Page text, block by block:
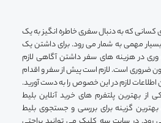
کسانی که به دنبال سفری خاطره انگیز به یک
مهمی به شمار می رود. برای داشتن یک
در هزینه های سفر داشتن آگاهی لازم
ضروری است. لازم است پیش از سفر و اقدام
لازم در این خصوص را به دست آورید.
بهترین پلتفرم های خرید آنلاین بلیط
بهترین گزینه برای بررسی و جستجوی بلیط